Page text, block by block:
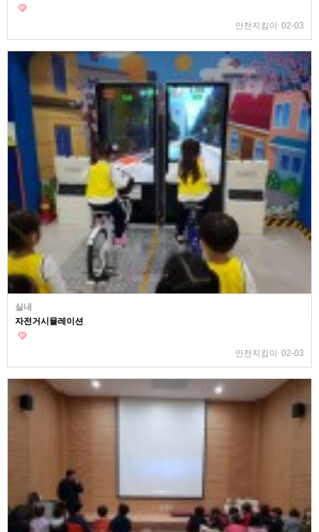
안전지킴이 02-03
실내
자전거시뮬레이션
안전지킴이 02-03